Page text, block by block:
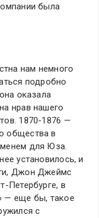
была
нам немного
подробно
оказала
нрав нашего
1870-1876 —
общества в
для Юза.
установилось, и
Джон Джеймс
Петербурге, в
— еще бы, такое
с